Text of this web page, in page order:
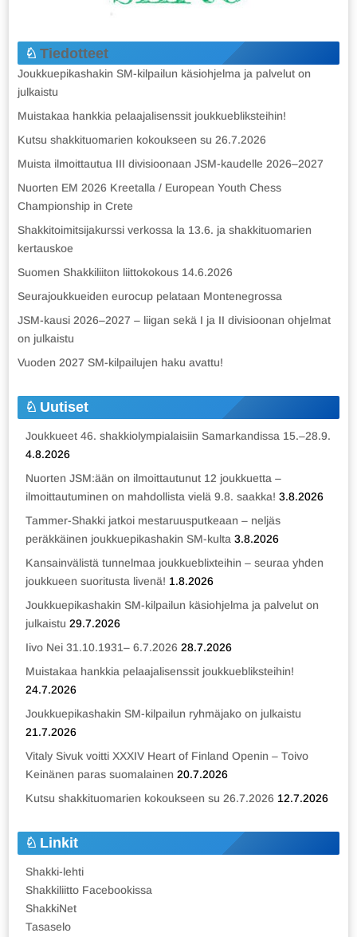
Tiedotteet
Joukkuepikashakin SM-kilpailun käsiohjelma ja palvelut on
julkaistu
Muistakaa hankkia pelaajalisenssit joukkuebliksteihin!
Kutsu shakkituomarien kokoukseen su 26.7.2026
Muista ilmoittautua III divisioonaan JSM-kaudelle 2026–2027
Nuorten EM 2026 Kreetalla / European Youth Chess
Championship in Crete
Shakkitoimitsijakurssi verkossa la 13.6. ja shakkituomarien
kertauskoe
Suomen Shakkiliiton liittokokous 14.6.2026
Seurajoukkueiden eurocup pelataan Montenegrossa
JSM-kausi 2026–2027 – liigan sekä I ja II divisioonan ohjelmat
on julkaistu
Vuoden 2027 SM-kilpailujen haku avattu!
Uutiset
Joukkueet 46. shakkiolympialaisiin Samarkandissa 15.–28.9.
4.8.2026
Nuorten JSM:ään on ilmoittautunut 12 joukkuetta –
ilmoittautuminen on mahdollista vielä 9.8. saakka! 3.8.2026
Tammer-Shakki jatkoi mestaruusputkeaan – neljäs
peräkkäinen joukkuepikashakin SM-kulta 3.8.2026
Kansainvälistä tunnelmaa joukkueblixteihin – seuraa yhden
joukkueen suoritusta livenä! 1.8.2026
Joukkuepikashakin SM-kilpailun käsiohjelma ja palvelut on
julkaistu 29.7.2026
Iivo Nei 31.10.1931– 6.7.2026 28.7.2026
Muistakaa hankkia pelaajalisenssit joukkuebliksteihin!
24.7.2026
Joukkuepikashakin SM-kilpailun ryhmäjako on julkaistu
21.7.2026
Vitaly Sivuk voitti XXXIV Heart of Finland Openin – Toivo
Keinänen paras suomalainen 20.7.2026
Kutsu shakkituomarien kokoukseen su 26.7.2026 12.7.2026
Linkit
Shakki-lehti
Shakkiliitto Facebookissa
ShakkiNet
Tasaselo